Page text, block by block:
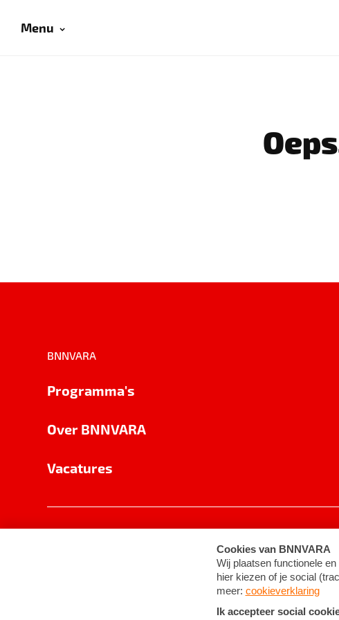
Menu
BNNVARA
Programma's
Over BNNVARA
Vacatures
Cookie-instellingen Algemene